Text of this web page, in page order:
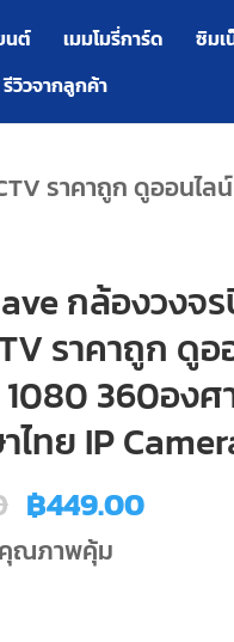
นต์ เมมโมรี่การ์ด ซิมเ
รีวิวจากลูกค้า
ราคาถูก ดูออนไล
กล้องวงจร
ราคาถูก ดู
360องศ
ไทย IP
Original
price
฿449.00Current
คุณภาพคุ้ม